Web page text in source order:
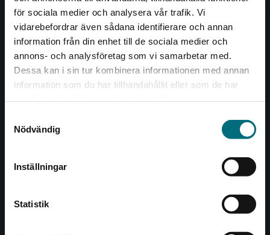
för sociala medier och analysera vår trafik. Vi
vidarebefordrar även sådana identifierare och annan
information från din enhet till de sociala medier och
annons- och analysföretag som vi samarbetar med.
Dessa kan i sin tur kombinera informationen med annan
information som du har tillhandahållit eller som de har
Nödvändig
Inställningar
Statistik
Begränsad fraktregion
Det verkar som att du besöker
Sverige. För att kunna slutföra ett köp måste
Kontakta oss
Kontakta oss
046-31 20 00
Box 141
Besöksadress:
Åkergränden 1
Kontakta kundservice